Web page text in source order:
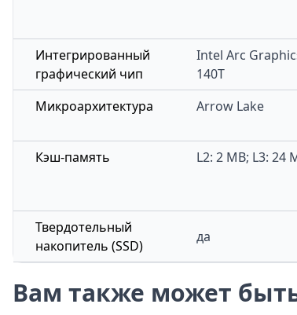
Интегрированный
графический чип
Intel Arc
140T
Микроархитектура Arrow Lake
Кэш-память L2: 2 MB; L3: 24
Твердотельный
накопитель (SSD)
да
Вам также может